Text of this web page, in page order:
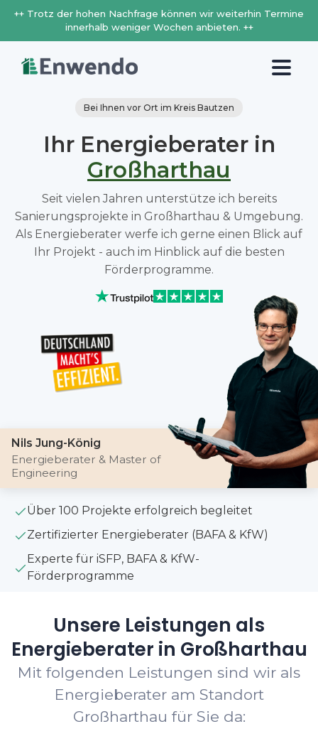
++ Trotz der hohen Nachfrage können wir weiterhin Termine
innerhalb weniger Wochen anbieten. ++
Bei Ihnen vor Ort im Kreis Bautzen
Ihr Energieberater in
Großharthau
Seit vielen Jahren unterstütze ich bereits
Sanierungsprojekte in Großharthau & Umgebung.
Als Energieberater werfe ich gerne einen Blick auf
Ihr Projekt - auch im Hinblick auf die besten
Förderprogramme.
Nils Jung-König
Energieberater & Master of
Engineering
Über 100 Projekte erfolgreich begleitet
Zertifizierter Energieberater (BAFA & KfW)
Experte für iSFP, BAFA & KfW-
Förderprogramme
Unsere Leistungen als
Energieberater in Großharthau
Mit folgenden Leistungen sind wir als
Energieberater am Standort
Großharthau für Sie da: